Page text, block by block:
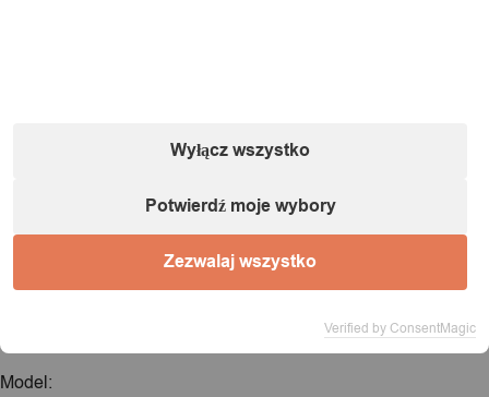
Model:
Wyłącz wszystko
Potwierdź moje wybory
Zezwalaj wszystko
Verified by ConsentMagic